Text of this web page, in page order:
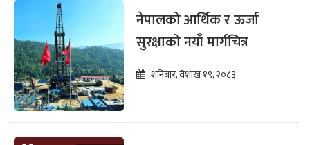
नेपालको आर्थिक र ऊर्जा
सुरक्षाको नयाँ मार्गचित्र
शनिबार, वैशाख १९, २०८३